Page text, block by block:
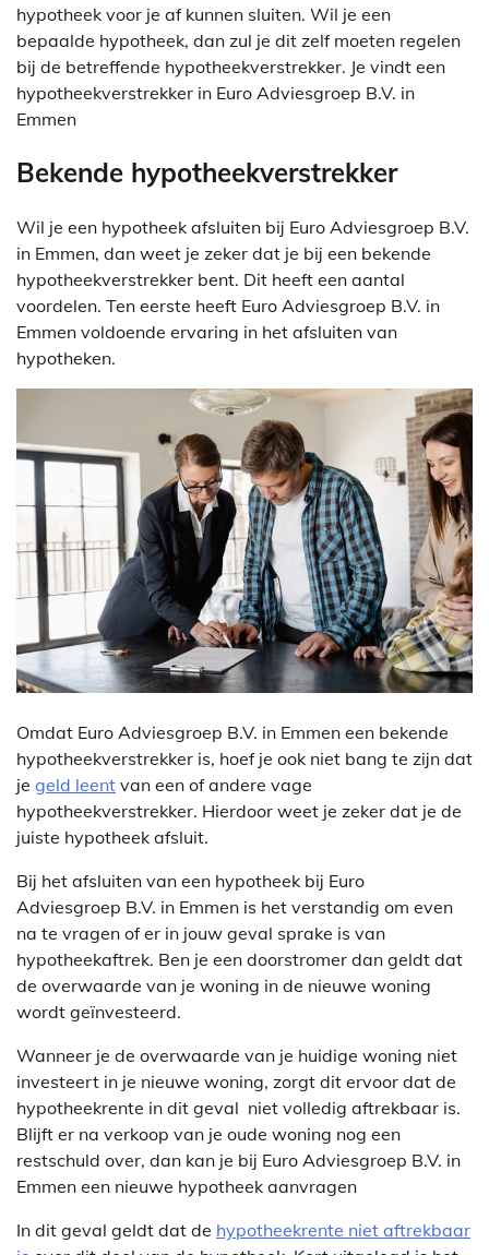
hypotheek voor je af kunnen sluiten. Wil je een
bepaalde hypotheek, dan zul je dit zelf moeten regelen
bij de betreffende hypotheekverstrekker. Je vindt een
hypotheekverstrekker in Euro Adviesgroep B.V. in
Emmen
Bekende hypotheekverstrekker
Wil je een hypotheek afsluiten bij Euro Adviesgroep B.V.
in Emmen, dan weet je zeker dat je bij een bekende
hypotheekverstrekker bent. Dit heeft een aantal
voordelen. Ten eerste heeft Euro Adviesgroep B.V. in
Emmen voldoende ervaring in het afsluiten van
hypotheken.
Omdat Euro Adviesgroep B.V. in Emmen een bekende
hypotheekverstrekker is, hoef je ook niet bang te zijn dat
je geld leent van een of andere vage
hypotheekverstrekker. Hierdoor weet je zeker dat je de
juiste hypotheek afsluit.
Bij het afsluiten van een hypotheek bij Euro
Adviesgroep B.V. in Emmen is het verstandig om even
na te vragen of er in jouw geval sprake is van
hypotheekaftrek. Ben je een doorstromer dan geldt dat
de overwaarde van je woning in de nieuwe woning
wordt geïnvesteerd.
Wanneer je de overwaarde van je huidige woning niet
investeert in je nieuwe woning, zorgt dit ervoor dat de
hypotheekrente in dit geval niet volledig aftrekbaar is.
Blijft er na verkoop van je oude woning nog een
restschuld over, dan kan je bij Euro Adviesgroep B.V. in
Emmen een nieuwe hypotheek aanvragen
In dit geval geldt dat de hypotheekrente niet aftrekbaar